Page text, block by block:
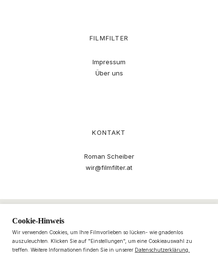
FILMFILTER
Impressum
Über uns
KONTAKT
Roman Scheiber
wir@filmfilter.at
Cookie-Hinweis
Wir verwenden Cookies, um Ihre Filmvorlieben so lücken- wie gnadenlos
auszuleuchten. Klicken Sie auf "Einstellungen", um eine Cookieauswahl zu
treffen. Weitere Informationen finden Sie in unserer Datenschutzerklärung.